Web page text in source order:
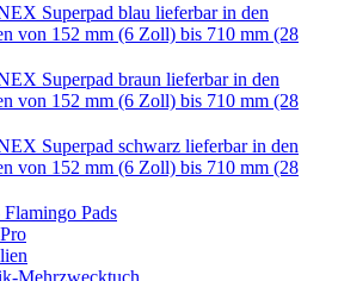
Superpad blau lieferbar in den
von 152 mm (6 Zoll) bis 710 mm (28
Superpad braun lieferbar in den
von 152 mm (6 Zoll) bis 710 mm (28
Superpad schwarz lieferbar in den
von 152 mm (6 Zoll) bis 710 mm (28
Pads
Mehrzwecktuch